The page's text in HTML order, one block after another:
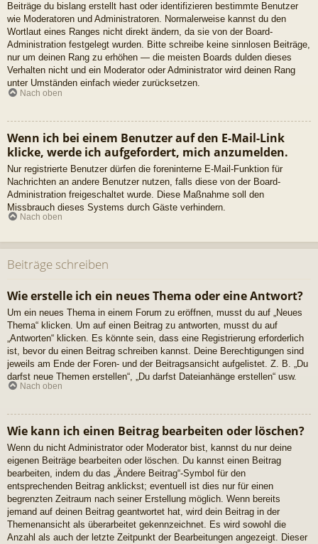
Beiträge du bislang erstellt hast oder identifizieren bestimmte Benutzer
wie Moderatoren und Administratoren. Normalerweise kannst du den
Wortlaut eines Ranges nicht direkt ändern, da sie von der Board-
Administration festgelegt wurden. Bitte schreibe keine sinnlosen Beiträge,
nur um deinen Rang zu erhöhen — die meisten Boards dulden dieses
Verhalten nicht und ein Moderator oder Administrator wird deinen Rang
unter Umständen einfach wieder zurücksetzen.
Nach oben
Wenn ich bei einem Benutzer auf den E-Mail-Link
klicke, werde ich aufgefordert, mich anzumelden.
Nur registrierte Benutzer dürfen die foreninterne E-Mail-Funktion für
Nachrichten an andere Benutzer nutzen, falls diese von der Board-
Administration freigeschaltet wurde. Diese Maßnahme soll den
Missbrauch dieses Systems durch Gäste verhindern.
Nach oben
Beiträge schreiben
Wie erstelle ich ein neues Thema oder eine Antwort?
Um ein neues Thema in einem Forum zu eröffnen, musst du auf „Neues
Thema“ klicken. Um auf einen Beitrag zu antworten, musst du auf
„Antworten“ klicken. Es könnte sein, dass eine Registrierung erforderlich
ist, bevor du einen Beitrag schreiben kannst. Deine Berechtigungen sind
jeweils am Ende der Foren- und der Beitragsansicht aufgelistet. Z. B. „Du
darfst neue Themen erstellen“, „Du darfst Dateianhänge erstellen“ usw.
Nach oben
Wie kann ich einen Beitrag bearbeiten oder löschen?
Wenn du nicht Administrator oder Moderator bist, kannst du nur deine
eigenen Beiträge bearbeiten oder löschen. Du kannst einen Beitrag
bearbeiten, indem du das „Ändere Beitrag“-Symbol für den
entsprechenden Beitrag anklickst; eventuell ist dies nur für einen
begrenzten Zeitraum nach seiner Erstellung möglich. Wenn bereits
jemand auf deinen Beitrag geantwortet hat, wird dein Beitrag in der
Themenansicht als überarbeitet gekennzeichnet. Es wird sowohl die
Anzahl als auch der letzte Zeitpunkt der Bearbeitungen angezeigt. Dieser